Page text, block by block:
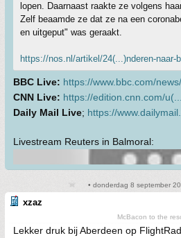
lopen. Daarnaast raakte ze volgens
Zelf beaamde ze dat ze na een
en uitgeput" was geraakt.
https://nos.nl/artikel/24(...)nderen-naar-
BBC Live: https://www.bbc.com/
CNN Live: https://edition.cnn.com/
Daily Mail Live; https://
Livestream Reuters in Balmoral:
• donderdag 8 september
xzaz
McBacon to the
Lekker druk bij Aberdeen op